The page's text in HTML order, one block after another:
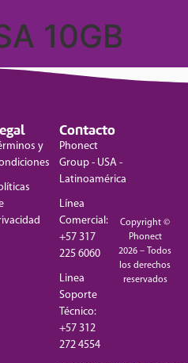
10GB
y
Contacto
Phonect
Group - USA -
Latinoamérica
Línea
Comercial:
+57 317
225 6060
Linea
Soporte
Técnico:
+57 312
272 4554
Copyright ©
Phonect
2026 – Todos
los derechos
reservados